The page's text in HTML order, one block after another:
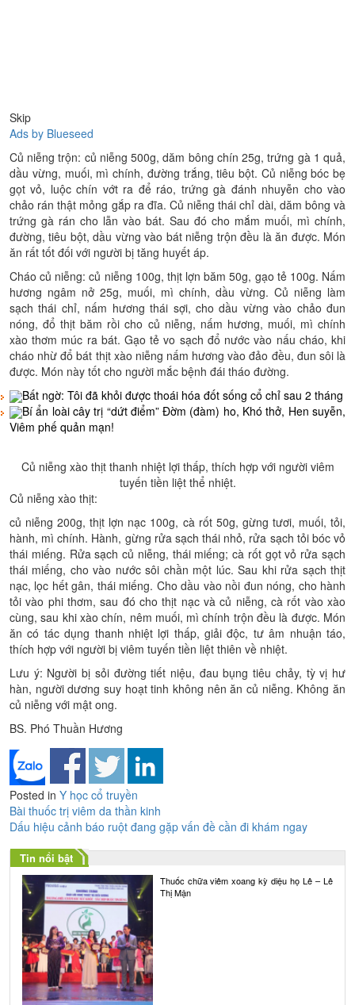
Skip
Ads by Blueseed
Củ niễng trộn: củ niễng 500g, dăm bông chín 25g, trứng gà 1 quả,
dầu vừng, muối, mì chính, đường trắng, tiêu bột. Củ niễng bóc bẹ
gọt vỏ, luộc chín vớt ra để ráo, trứng gà đánh nhuyễn cho vào
chảo rán thật mỏng gắp ra đĩa. Củ niễng thái chỉ dài, dăm bông và
trứng gà rán cho lẫn vào bát. Sau đó cho mắm muối, mì chính,
đường, tiêu bột, dầu vừng vào bát niễng trộn đều là ăn được. Món
ăn rất tốt đối với người bị tăng huyết áp.
Cháo củ niễng: củ niễng 100g, thịt lợn băm 50g, gạo tẻ 100g. Nấm
hương ngâm nở 25g, muối, mì chính, dầu vừng. Củ niễng làm
sạch thái chỉ, nấm hương thái sợi, cho dầu vừng vào chảo đun
nóng, đổ thịt băm rồi cho củ niễng, nấm hương, muối, mì chính
xào thơm múc ra bát. Gạo tẻ vo sạch đổ nước vào nấu cháo, khi
cháo nhừ đổ bát thịt xào niễng nấm hương vào đảo đều, đun sôi là
được. Món này tốt cho người mắc bệnh đái tháo đường.
Bất ngờ: Tôi đã khỏi được thoái hóa đốt sống cổ chỉ sau 2 tháng
Bí ẩn loài cây trị “dứt điểm” Đờm (đàm) ho, Khó thở, Hen suyễn,
Viêm phế quản mạn!
Củ niễng xào thịt thanh nhiệt lợi thấp, thích hợp với người viêm
tuyến tiền liệt thể nhiệt.
Củ niễng xào thịt:
củ niễng 200g, thịt lợn nạc 100g, cà rốt 50g, gừng tươi, muối, tỏi,
hành, mì chính. Hành, gừng rửa sạch thái nhỏ, rửa sạch tỏi bóc vỏ
thái miếng. Rửa sạch củ niễng, thái miếng; cà rốt gọt vỏ rửa sạch
thái miếng, cho vào nước sôi chần một lúc. Sau khi rửa sạch thịt
nạc, lọc hết gân, thái miếng. Cho dầu vào nồi đun nóng, cho hành
tỏi vào phi thơm, sau đó cho thịt nạc và củ niễng, cà rốt vào xào
cùng, sau khi xào chín, nêm muối, mì chính trộn đều là được. Món
ăn có tác dụng thanh nhiệt lợi thấp, giải độc, tư âm nhuận táo,
thích hợp với người bị viêm tuyến tiền liệt thiên về nhiệt.
Lưu ý: Người bị sỏi đường tiết niệu, đau bụng tiêu chảy, tỳ vị hư
hàn, người dương suy hoạt tinh không nên ăn củ niễng. Không ăn
củ niễng với mật ong.
BS. Phó Thuần Hương
Posted in Y học cổ truyền
Điều
hướng
bài
viết
Bài thuốc trị viêm da thần kinh
Dấu hiệu cảnh báo ruột đang gặp vấn đề cần đi khám ngay
Tin nổi bật
Thuốc chữa viêm xoang kỳ diệu họ Lê – Lê
Thị Mận